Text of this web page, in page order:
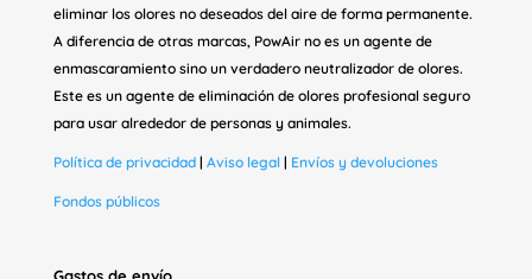
eliminar los olores no deseados del aire de forma permanente.
A diferencia de otras marcas, PowAir no es un agente de
enmascaramiento sino un verdadero neutralizador de olores.
Este es un agente de eliminación de olores profesional seguro
para usar alrededor de personas y animales.
Política de privacidad| Aviso legal| Envíos y devoluciones
Fondos públicos